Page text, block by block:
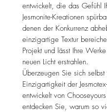
entwickelt, die das Gefühl
Jesmonite-Kreationen
denen der Konkurrenz
einzigartige Textur
Projekt und lässt Ihre
neuen Licht erstrahlen.
Überzeugen Sie sich
Einzigartigkeit der
entwickelt von
entdecken Sie, warum so